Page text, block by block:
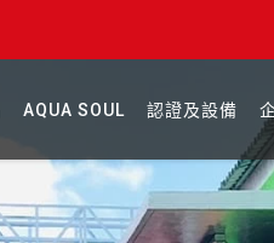
AQUA SOUL 認證及設備